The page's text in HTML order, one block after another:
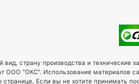
страну производства и технические
ООО "ОКС". Использование материалов
Если вы не хотите принимать